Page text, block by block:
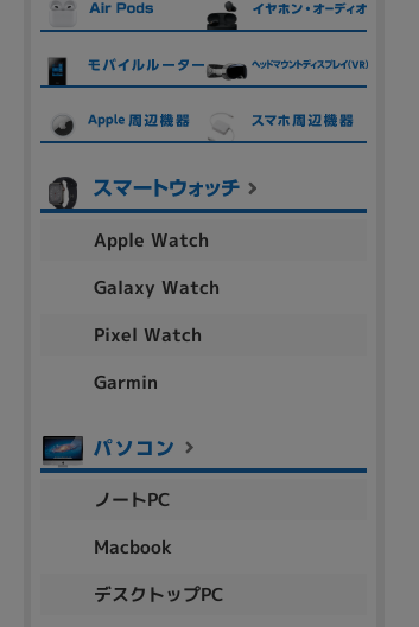
Apple Watch
Galaxy Watch
Pixel Watch
Garmin
ノートPC
Macbook
デスクトップPC
ランク
商品状態の絞り込み
新品/未使用 中古 新品
容量
~